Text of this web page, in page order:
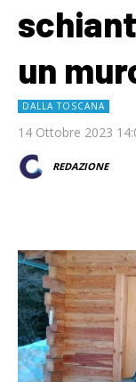
un
DALLA TOSCANA
14 Ottobre 2023
REDAZIONE